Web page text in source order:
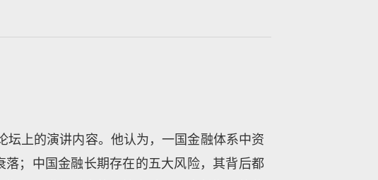
坛上的演讲内容。他认为，一国金融体系中资
；中国金融长期存在的五大风险，其背后都